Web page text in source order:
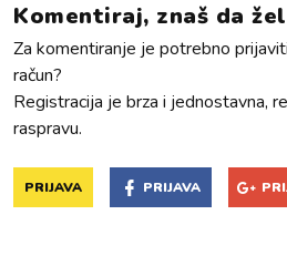
Komentiraj, znaš da
Za komentiranje je potrebno
račun?
Registracija je brza i jednostavna,
raspravu.
PRIJAVA PRIJAVA